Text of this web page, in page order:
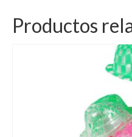
Productos